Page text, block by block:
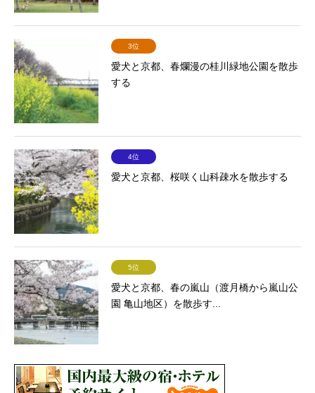
3位
愛犬と京都、春爛漫の桂川緑地公園を散歩
する
4位
愛犬と京都、桜咲く山科疎水を散歩する
5位
愛犬と京都、春の嵐山（渡月橋から嵐山公
園 亀山地区）を散歩す...